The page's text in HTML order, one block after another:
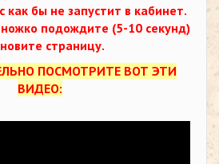
как бы не запустит в кабинет.
подождите (5-10 секунд)
страницу.
ПОСМОТРИТЕ ВОТ ЭТИ
ВИДЕО: